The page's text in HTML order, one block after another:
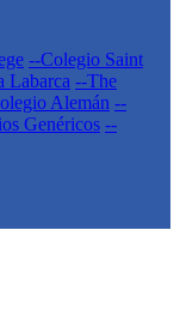
--Colegio Saint
Labarca --The
Alemán --
Genéricos --